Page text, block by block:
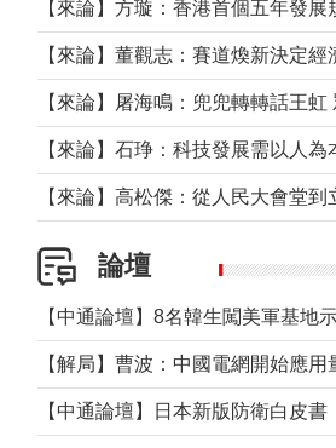
【來論】董觀志：賽道煥新決定經
論壇